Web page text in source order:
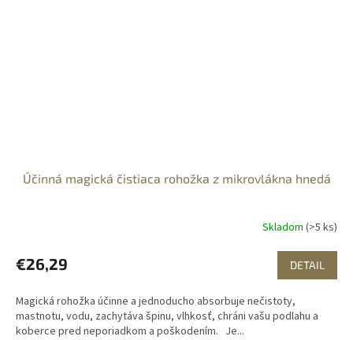
Účinná magická čistiaca rohožka z mikrovlákna hnedá
Skladom (>5 ks)
€26,29 DETAIL
Magická rohožka účinne a jednoducho absorbuje nečistoty,
mastnotu, vodu, zachytáva špinu, vlhkosť, chráni vašu podlahu a
koberce pred neporiadkom a poškodením. Je...